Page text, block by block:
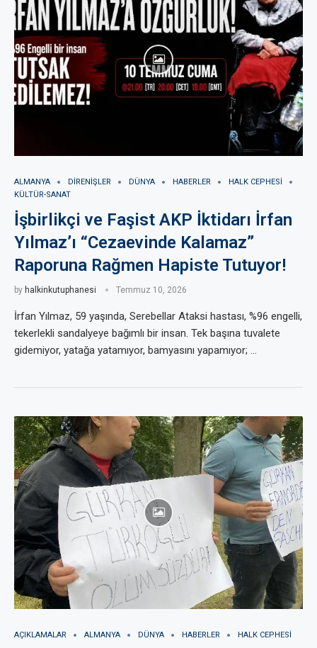
ALMANYA DIRENIŞLER DÜNYA HABERLER
HALK CEPHESI
KÜLTÜR-SANAT
İşbirlikçi ve Faşist AKP İktidarı İrfan
Yılmaz’ı “Cezaevinde Kalamaz”
Raporuna Rağmen Hapiste Tutuyor!
by halkinkutuphanesi Temmuz 10, 2026
İrfan Yılmaz, 59 yaşında, Serebellar Ataksi hastası, %96 engelli,
tekerlekli sandalyeye bağımlı bir insan. Tek başına tuvalete
gidemiyor, yatağa yatamıyor, bamyasını yapamıyor; …
AÇIKLAMALAR ALMANYA DÜNYA HABERLER HALK CEPHESI